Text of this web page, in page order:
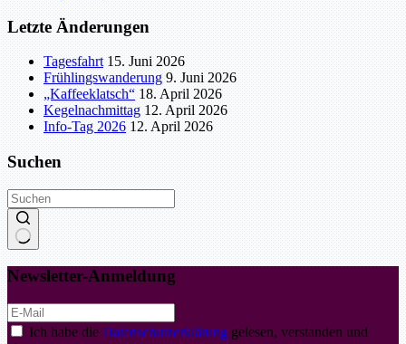
Letzte Änderungen
Tagesfahrt 15. Juni 2026
Frühlingswanderung 9. Juni 2026
„Kaffeeklatsch“ 18. April 2026
Kegelnachmittag 12. April 2026
Info-Tag 2026 12. April 2026
Suchen
Ergebnisse
Newsletter-Anmeldung
Ich habe die Datenschutzerklärung gelesen, verstanden und